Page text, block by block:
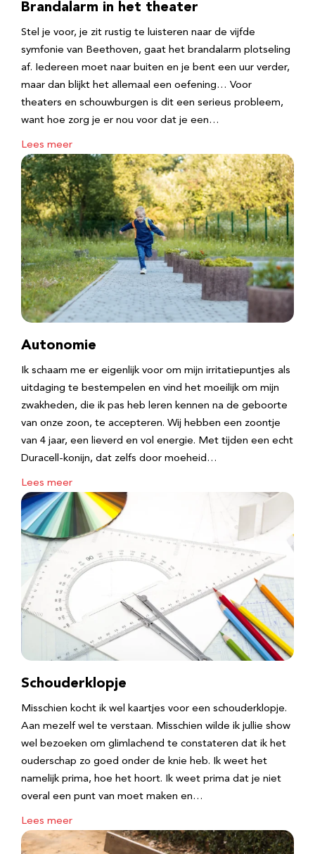
Brandalarm in het theater
Stel je voor, je zit rustig te luisteren naar de vijfde
symfonie van Beethoven, gaat het brandalarm plotseling
af. Iedereen moet naar buiten en je bent een uur verder,
maar dan blijkt het allemaal een oefening… Voor
theaters en schouwburgen is dit een serieus probleem,
want hoe zorg je er nou voor dat je een…
Lees meer
Autonomie
Ik schaam me er eigenlijk voor om mijn irritatiepuntjes als
uitdaging te bestempelen en vind het moeilijk om mijn
zwakheden, die ik pas heb leren kennen na de geboorte
van onze zoon, te accepteren. Wij hebben een zoontje
van 4 jaar, een lieverd en vol energie. Met tijden een echt
Duracell-konijn, dat zelfs door moeheid…
Lees meer
Schouderklopje
Misschien kocht ik wel kaartjes voor een schouderklopje.
Aan mezelf wel te verstaan. Misschien wilde ik jullie show
wel bezoeken om glimlachend te constateren dat ik het
ouderschap zo goed onder de knie heb. Ik weet het
namelijk prima, hoe het hoort. Ik weet prima dat je niet
overal een punt van moet maken en…
Lees meer